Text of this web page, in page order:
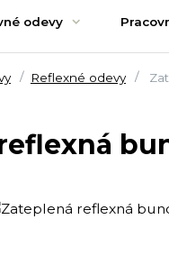
odevy
Reflexné odevy